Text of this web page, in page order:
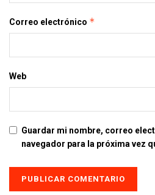
Correo electrónico *
Web
Guardar mi nombre, correo
navegador para la próxima vez